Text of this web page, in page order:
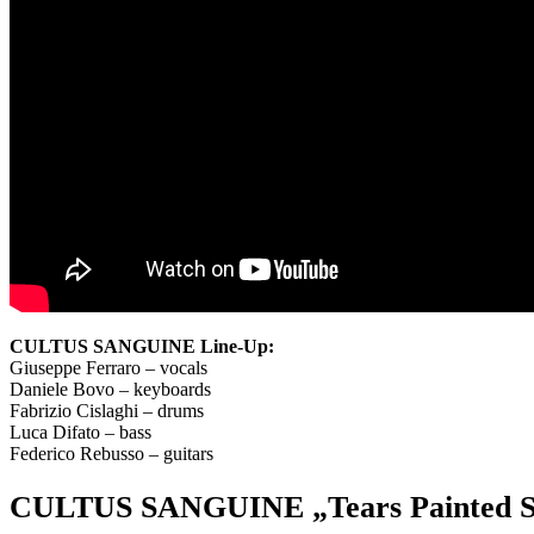
CULTUS SANGUINE Line-Up:
Giuseppe Ferraro – vocals
Daniele Bovo – keyboards
Fabrizio Cislaghi – drums
Luca Difato – bass
Federico Rebusso – guitars
CULTUS SANGUINE „Tears Painted